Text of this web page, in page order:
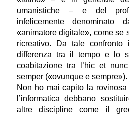
umanistiche – e del
infelicemente denominato
«animatore digitale», come se
ricreativo. Da tale
differenza tra il tempo e lo
coabitazione tra l’hic et
semper («ovunque e sempre»).
Non ho mai capito la
l’informatica debbano
altre discipline come il